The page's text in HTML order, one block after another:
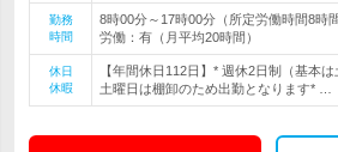
勤務
時間
8時00分～17時00分（所定労働時間8時
労働：有（月平均20時間）
休日
休暇
【年間休日112日】* 週休2日制（基本
土曜日は棚卸のため出勤となります* …